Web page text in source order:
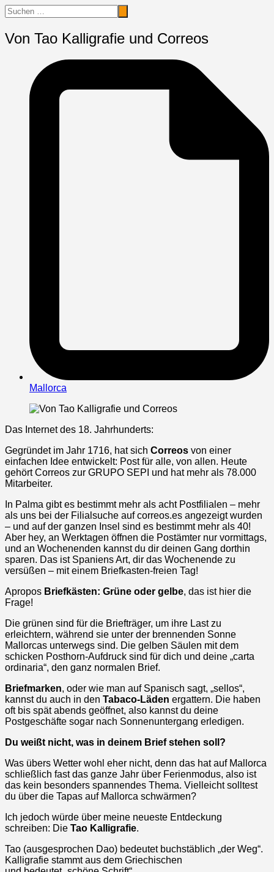
Von Tao Kalligrafie und Correos
Mallorca
Das Internet des 18. Jahrhunderts:
Gegründet im Jahr 1716, hat sich Correos von einer
einfachen Idee entwickelt: Post für alle, von allen. Heute
gehört Correos zur GRUPO SEPI und hat mehr als 78.000
Mitarbeiter.
In Palma gibt es bestimmt mehr als acht Postfilialen – mehr
als uns bei der Filialsuche auf correos.es angezeigt wurden
– und auf der ganzen Insel sind es bestimmt mehr als 40!
Aber hey, an Werktagen öffnen die Postämter nur vormittags,
und an Wochenenden kannst du dir deinen Gang dorthin
sparen. Das ist Spaniens Art, dir das Wochenende zu
versüßen – mit einem Briefkasten-freien Tag!
Apropos Briefkästen: Grüne oder gelbe, das ist hier die
Frage!
Die grünen sind für die Briefträger, um ihre Last zu
erleichtern, während sie unter der brennenden Sonne
Mallorcas unterwegs sind. Die gelben Säulen mit dem
schicken Posthorn-Aufdruck sind für dich und deine „carta
ordinaria“, den ganz normalen Brief.
Briefmarken, oder wie man auf Spanisch sagt, „sellos“,
kannst du auch in den Tabaco-Läden ergattern. Die haben
oft bis spät abends geöffnet, also kannst du deine
Postgeschäfte sogar nach Sonnenuntergang erledigen.
Du weißt nicht, was in deinem Brief stehen soll?
Was übers Wetter wohl eher nicht, denn das hat auf Mallorca
schließlich fast das ganze Jahr über Ferienmodus, also ist
das kein besonders spannendes Thema. Vielleicht solltest
du über die Tapas auf Mallorca schwärmen?
Ich jedoch würde über meine neueste Entdeckung
schreiben: Die Tao Kalligrafie.
Tao (ausgesprochen Dao) bedeutet buchstäblich „der Weg“.
Kalligrafie stammt aus dem Griechischen